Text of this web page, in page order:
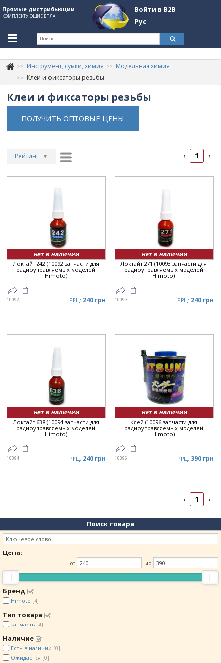
Прямые дистрибьюции
КОМПЛЕКТУЮЩИЕ БПЛА
Войти в B2B
Рус
+380507774092
Информация о компании
Обзоры
Инструмент, сумки, химия
Модельная химия
Клеи и фиксаторы резьбы
Клеи и фиксаторы резьбы
ПОЛУЧИТЬ ОПТОВЫЕ ЦЕНЫ
Рейтинг ▼
‹ 1 ›
нет в наличии
Локтайт 242 (10092 запчасти для
радиоуправляемых моделей
Himoto)
10092 РРЦ: 240 грн
нет в наличии
Локтайт 271 (10093 запчасти для
радиоуправляемых моделей
Himoto)
10093 РРЦ: 240 грн
нет в наличии
Локтайт 638 (10094 запчасти для
радиоуправляемых моделей
Himoto)
10094 РРЦ: 240 грн
нет в наличии
Клей (10096 запчасти для
радиоуправляемых моделей
Himoto)
10096 РРЦ: 390 грн
‹ 1 ›
Поиск товара
Цена:
от до
Бренд
Himoto [4]
Тип товара
запчасть [4]
Наличие
Есть в наличии [0]
Ожидается [0]